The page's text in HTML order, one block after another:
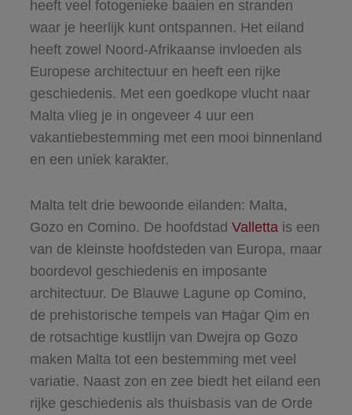
heeft veel fotogenieke baaien en stranden
waar je heerlijk kunt ontspannen. Het eiland
heeft zowel Noord-Afrikaanse invloeden als
Europese architectuur en heeft een rijke
geschiedenis. Met een goedkope vlucht naar
Malta vlieg je in ongeveer 4 uur een
vakantiebestemming met een mooi binnenland
en een uniek karakter.
Malta telt drie bewoonde eilanden: Malta,
Gozo en Comino. De hoofdstad Valletta is een
van de kleinste hoofdsteden van Europa, maar
boordevol geschiedenis en imposante
architectuur. De Blauwe Lagune op Comino,
de prehistorische tempels van Ħaġar Qim en
de rotsachtige kustlijn van Dwejra op Gozo
maken Malta tot een bestemming met veel
variatie. Naast zon en zee biedt het eiland een
rijke geschiedenis als thuisbasis van de Orde